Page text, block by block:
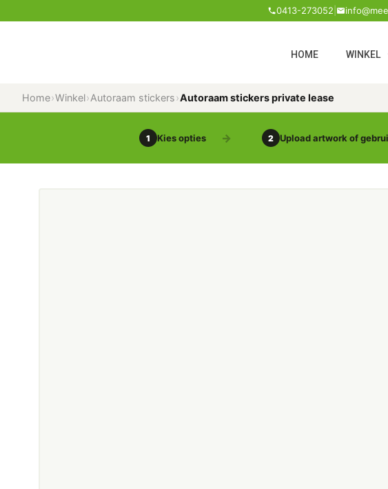
0413-273052
HOME WINKEL
Home›Winkel›Autoraam stickers›Autoraam stickers private lease
1 Kies opties 2 Upload artwork of